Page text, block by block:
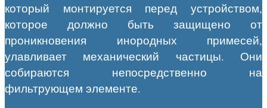
который монтируется перед устройством,
которое должно быть защищено от
проникновения инородных примесей,
улавливает механический частицы. Они
собираются непосредственно на
фильтрующем элементе.